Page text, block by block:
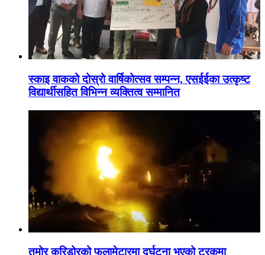
स्काइ वाकको दोस्रो वार्षिकोत्सव सम्पन्न, एसईईका उत्कृष्ट
विद्यार्थीसहित विभिन्न व्यक्तित्व सम्मानित
तमोर करिडोरको फलामेटारमा दुर्घटना भएको ट्रकमा